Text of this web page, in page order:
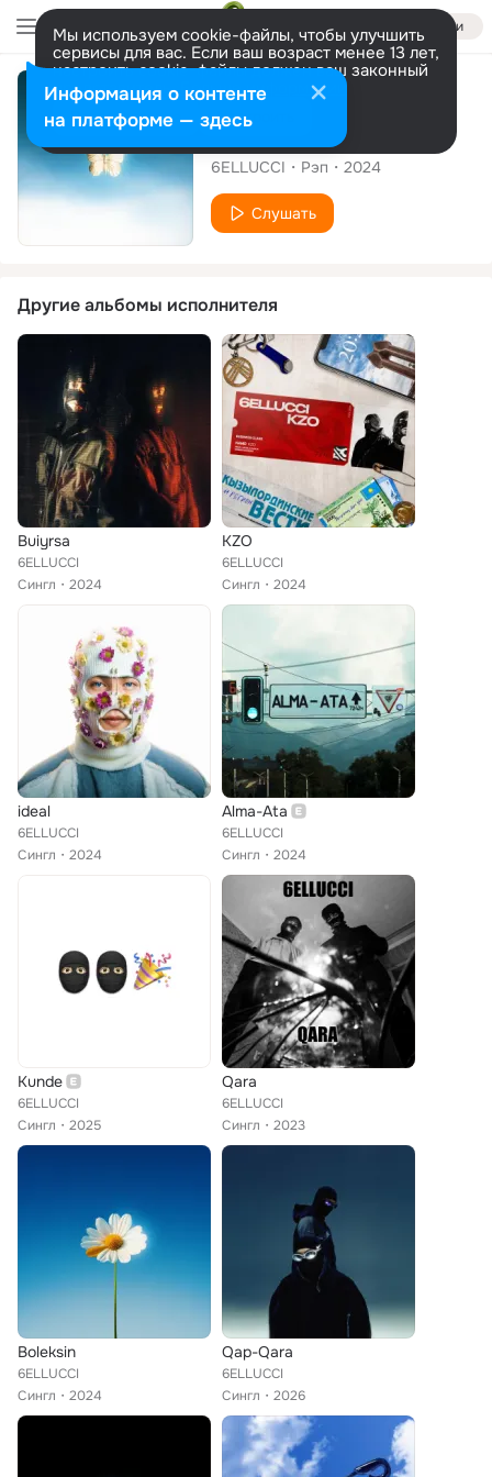
Войти
Мы используем cookie-файлы, чтобы улучшить
сервисы для вас. Если ваш возраст менее 13 лет,
настроить cookie-файлы должен ваш законный
представитель. Больше информации
Разрешить все Настроить
Сингл
Kobelek
6ELLUCCI Рэп 2024
Слушать
Другие альбомы исполнителя
Buiyrsa
6ELLUCCI
Сингл
2024
KZO
6ELLUCCI
Сингл
2024
ideal
6ELLUCCI
Сингл
2024
Alma-Ata
6ELLUCCI
Сингл
2024
Kunde
6ELLUCCI
Сингл
2025
Qara
6ELLUCCI
Сингл
2023
Boleksin
6ELLUCCI
Сингл
2024
Qap-Qara
6ELLUCCI
Сингл
2026
Информация о контенте
на платформе — здесь